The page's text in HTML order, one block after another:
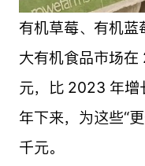
有机草莓、有机蓝
大有机食品市场
元，比 2023 年增
年下来，为这些“
千元。